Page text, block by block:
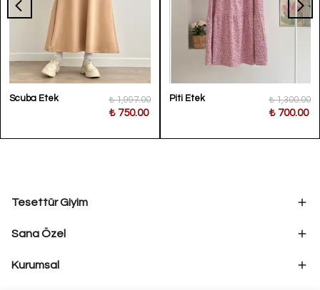
Scuba Etek ₺ 1,997.00
₺ 750.00
Piti Etek ₺ 1,300.00
₺ 700.00
Tesettür Giyim
Sana Özel
Kurumsal